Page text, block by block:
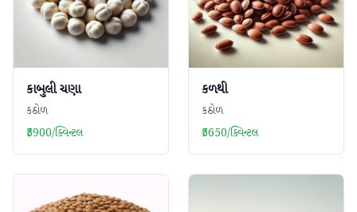
કાબુલી ચણા
કઠોળ
₹5900/ક્વિન્ટલ
કળથી
કઠોળ
₹5650/ક્વિન્ટલ